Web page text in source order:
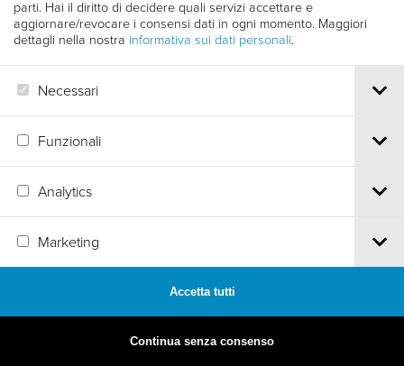
parti. Hai il diritto di decidere quali servizi accettare e
aggiornare/revocare i consensi dati in ogni momento. Maggiori
dettagli nella nostra informativa sui dati personali.
Necessari
Funzionali
Analytics
Marketing
Accetta tutti
Continua senza consenso
nella Valle Verzasca, questo film è stato tratto dal
racconto lungo Spaetholz dello scrittore bernese
Walther Kauer.
trentofilmfestival@pec.it
MADE BY ARTICA